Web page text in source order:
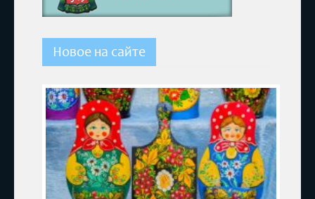
Новое на сайте